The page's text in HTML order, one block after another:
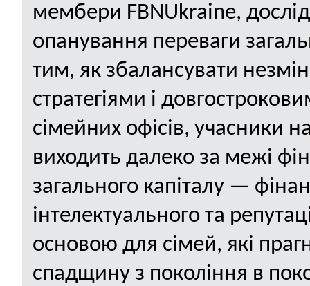
мембери FBNUkraine,
опанування переваги
тим, як збалансувати
стратегіями і
сімейних офісів, учасники
виходить далеко за межі
загального капіталу —
інтелектуального та
основою для сімей, які
спадщину з покоління в